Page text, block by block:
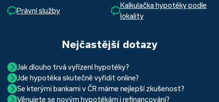
Právní služby
Kalkulačka hypotéky podle
lokality
Nejčastější dotazy
Jak dlouho trvá vyřízení hypotéky?
Hypotéka se dá zvládnout za měsíc i za tři. Nejčastěji její
uzavření trvá okolo 2 měsíců. Důvodem je především
Jde hypotéka skutečně vyřídit online?
Ano, skutečně jde. Díky moderním technologiím, které
Se kterými bankami v ČR máme nejlepší zkušenost?
Nejvíce proklientská je určitě Hypoteční banka. Svou
Věnujete se novým hypotékám i refinancování?